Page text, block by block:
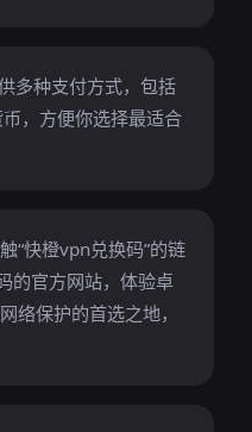
多种支付方式，包括
，方便你选择最适合
“快橙vpn兑换码”的链
的官方网站，体验卓
络保护的首选之地，